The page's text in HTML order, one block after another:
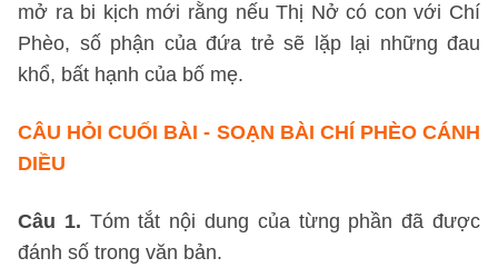
mở ra bi kịch mới rằng nếu Thị Nở có con với Chí
Phèo, số phận của đứa trẻ sẽ lặp lại những đau
khổ, bất hạnh của bố mẹ.
CÂU HỎI CUỐI BÀI - SOẠN BÀI CHÍ PHÈO CÁNH
DIỀU
Câu 1. Tóm tắt nội dung của từng phần đã được
đánh số trong văn bản.